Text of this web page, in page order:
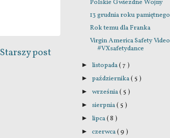
Starszy post
Polskie Gwiezdne Wojny
13 grudnia roku pamiętnego
Rok temu dla Franka
Virgin America Safety Video
#VXsafetydance
►listopada( 7 )
►października( 5 )
►września( 5 )
► sierpnia( 5 )
►lipca( 8 )
►czerwca( 9 )